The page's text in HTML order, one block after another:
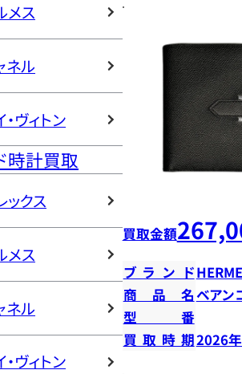
メス
ネル
ヴィトン
時計買取
ックス
メス
ネル
ヴィトン
買取金額
ブランド
商品名ベアン
型番
買取時期2026